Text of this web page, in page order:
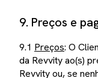
9. Preços e
9.1 Preços: O
da Revvity ao(s)
Revvity ou, se